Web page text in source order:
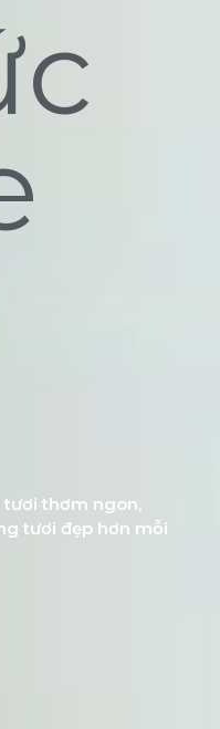
tươi thơm ngon,
tươi đẹp hơn mỗi